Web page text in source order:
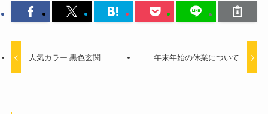
人気カラー 黒色玄関 年末年始の休業について